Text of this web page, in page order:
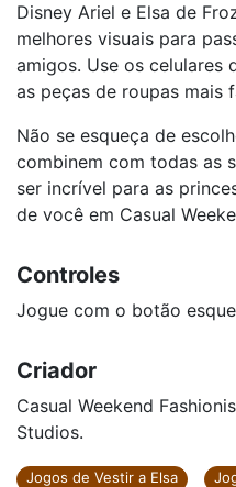
Disney Ariel e Elsa de
melhores visuais para
amigos. Use os celulares
as peças de roupas mais
Não se esqueça de
combinem com todas as
ser incrível para as
de você em Casual
Controles
Jogue com o botão
Criador
Casual Weekend
Studios.
Jogos de Vestir a Elsa